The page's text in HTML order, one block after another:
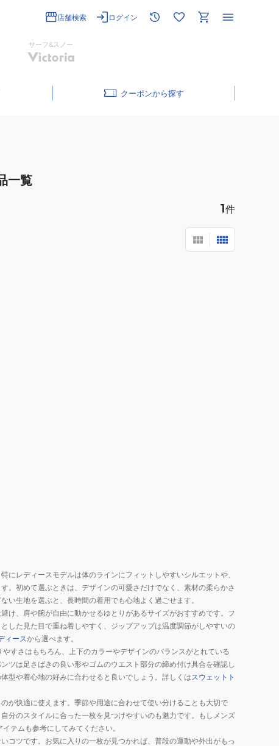
店舗検索 ログイン
サーフ&スノー
クーポン
一覧
1件
レディースモデルは体のラインにフィットしやすいシルエットや、
。初めて選ぶときは、デザインの可愛さだけでなく、素材の柔らかさ
生地を選ぶと、長時間の着用でも心地よく過ごせます。
け、肩や腕が自由に動かせるゆとりがあるサイズがおすすめです。フ
した見た目で重ね着しやすく、ジップアップは温度調節がしやすいの
ィースから選べます。
すさはもちろん、上下のカラーやデザインのバランスがとれている
ツは足さばきの良い形やゴムのウエスト部分の締め付け具合を確認し
型や着心地の好みに合わせると良いでしょう。詳しくは スウェットト
が快適に使えます。季節や用途に合わせて使い分けることも大切で
分のスタイルに合った一枚を見つけやすいのも魅力です。もしメンズ
テムも参考にしてみてください。
コツです。お気に入りの一枚が見つかれば、普段の運動や外出がもっ